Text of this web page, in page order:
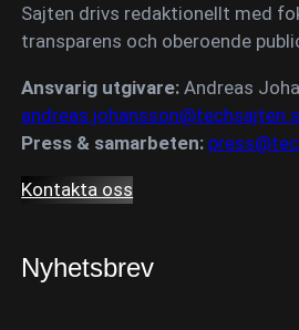
Sajten drivs redaktionellt med
transparens och oberoende
Ansvarig utgivare: Andreas
Press & samarbeten:
Kontakta oss
Nyhetsbrev